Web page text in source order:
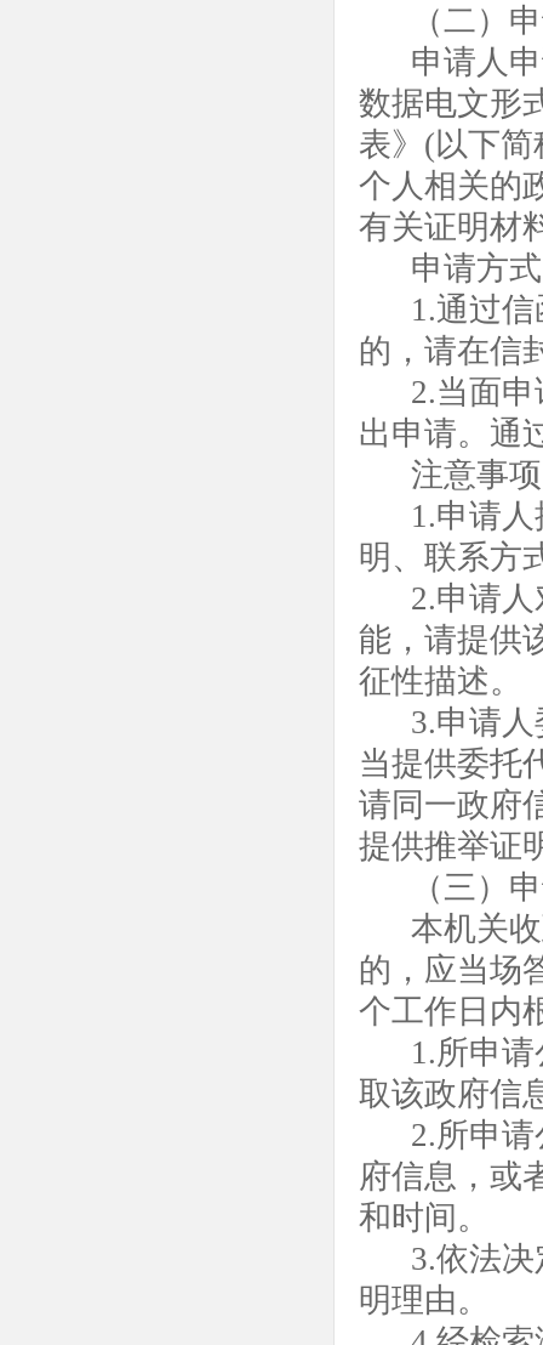
（二）
申请人
数据电文形
表》 (以下
个人相关的
有关证明材
申请方
1.通过
的，请在信
2.当面
出申请。通
注意事
1.申请
明、联系方
2.申请
能，请提供
征性描述。
3.申请
当提供委托
请同一政府
提供推举证
（三）
本机关
的，应当场
个工作日内
1.所申
取该政府信
2.所申
府信息，或
和时间。
3.依法
明理由。